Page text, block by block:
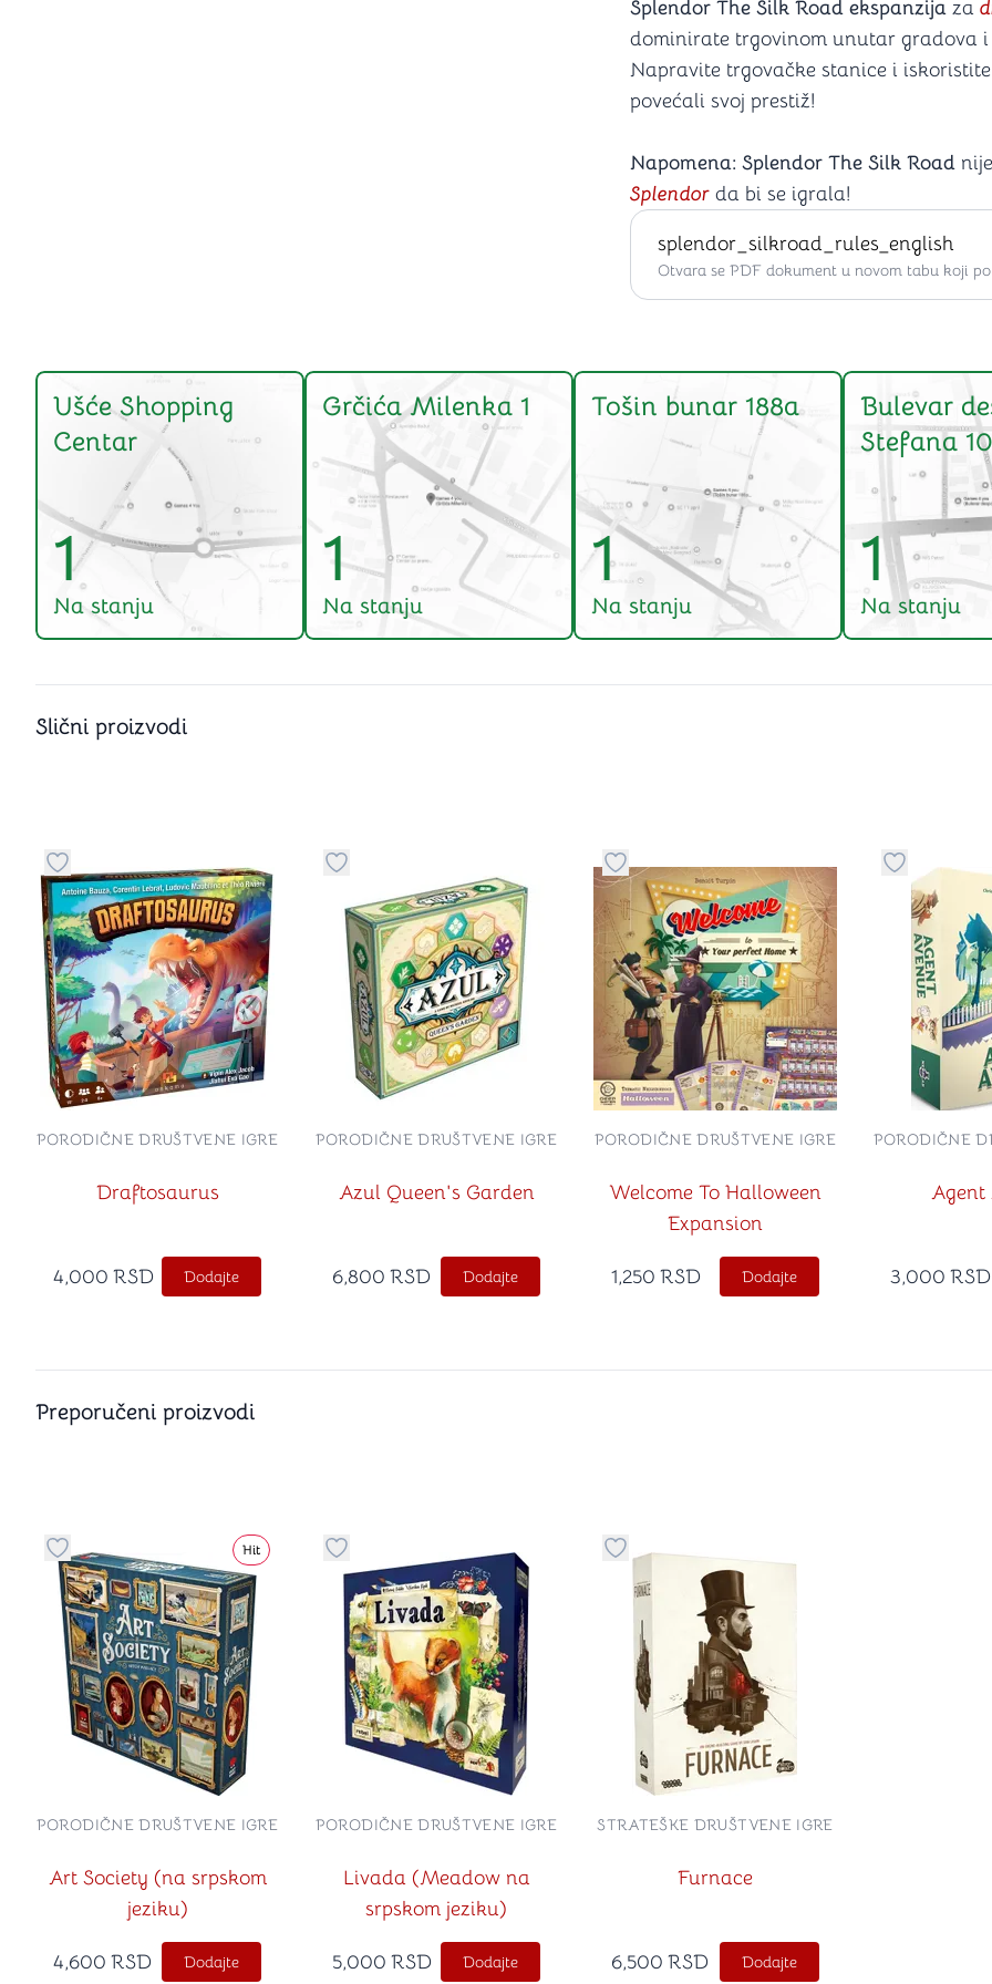
Splendor The Silk Road ekspanzija za
dominirate trgovinom unutar gradova
Napravite trgovačke stanice i
povećali svoj prestiž!
Napomena: Splendor The Silk Road
Splendor da bi se igrala!
splendor_silkroad_rules_english
Otvara se PDF dokument u novom tabu koji
Ušće Shopping
Centar
1
Na stanju
Grčića Milenka 1
1
Na stanju
Tošin bunar 188a
1
Na stanju
Bulevar
Stefana
1
Na stanju
Slični proizvodi
Dugme za dodavanje stvari u kategoriju omiljeno
Draftosaurus
PORODIČNE DRUŠTVENE IGRE
4,000 RSD Dodajte
Dugme za dodavanje stvari u kategoriju omiljeno
Azul Queen's Garden
PORODIČNE DRUŠTVENE IGRE
6,800 RSD Dodajte
Dugme za dodavanje stvari u kategoriju
Welcome To Halloween
Expansion
PORODIČNE DRUŠTVENE IGRE
1,250 RSD Dodajte
Dugme za
Agent
PORODIČNE
3,000 RSD
Preporučeni proizvodi
Dugme za dodavanje stvari u kategoriju omiljeno
Hit
Art Society (na srpskom
jeziku)
PORODIČNE DRUŠTVENE IGRE
4,600 RSD Dodajte
Dugme za dodavanje stvari u kategoriju omiljeno
Livada (Meadow na
srpskom jeziku)
PORODIČNE DRUŠTVENE IGRE
5,000 RSD Dodajte
Dugme za dodavanje stvari u kategoriju omiljeno
Furnace
STRATEŠKE DRUŠTVENE IGRE
6,500 RSD Dodajte